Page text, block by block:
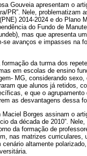
Gouveia apresentam o
PR”. Nele, problematizam
2014-2024 e do Plano
do Fundo de
mas que apresenta
avanços e impasses na
da turma dos
em escolas de ensino
MG, considerando
que alunos já retidos,
e que o
as desvantagens dessa
Borges assinam o
da década de 2010”.
da formação de
nas matrizes
altamente